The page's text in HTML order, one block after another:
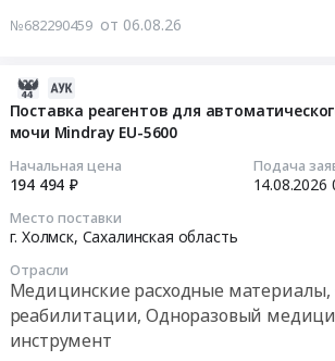
№682290459 от 06.08.26
Поставка реагентов для
мочи Mindray EU-5600
Начальная цена
194 494 ₽
Подача
14.08.2026
Место поставки
г. Холмск, Сахалинская область
Отрасли
Медицинские расходные материалы,
реабилитации, Одноразовый
инструмент